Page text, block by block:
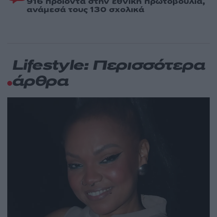
ανάμεσά τους 130 σχολικά
Lifestyle: Περισσότερα
άρθρα